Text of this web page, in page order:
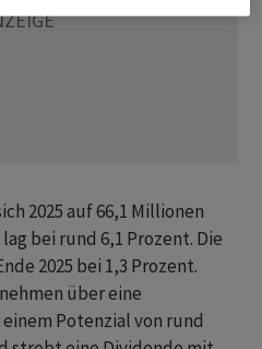
2025 auf 66,1 Millionen
bei rund 6,1 Prozent. Die
2025 bei 1,3 Prozent.
über eine
Potenzial von rund